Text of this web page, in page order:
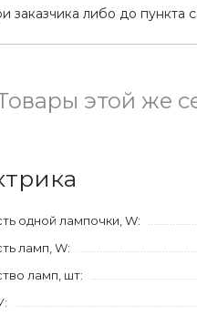
заказчика либо до пункта
этой же
одной лампочки, W:
ламп, W:
ламп, шт: